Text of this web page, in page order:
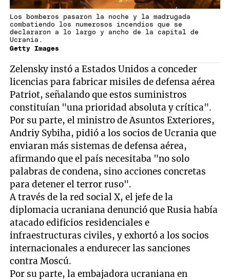
Getty Images
Los bomberos pasaron la noche y la madrugada
combatiendo los numerosos incendios que se
declararon a lo largo y ancho de la capital de
Ucrania.
Zelensky instó a Estados Unidos a conceder
licencias para fabricar misiles de defensa aérea
Patriot, señalando que estos suministros
constituían "una prioridad absoluta y crítica".
Por su parte, el ministro de Asuntos Exteriores,
Andriy Sybiha, pidió a los socios de Ucrania que
enviaran más sistemas de defensa aérea,
afirmando que el país necesitaba "no solo
palabras de condena, sino acciones concretas
para detener el terror ruso".
A través de la red social X, el jefe de la
diplomacia ucraniana denunció que Rusia había
atacado edificios residenciales e
infraestructuras civiles, y exhortó a los socios
internacionales a endurecer las sanciones
contra Moscú.
Por su parte, la embajadora ucraniana en